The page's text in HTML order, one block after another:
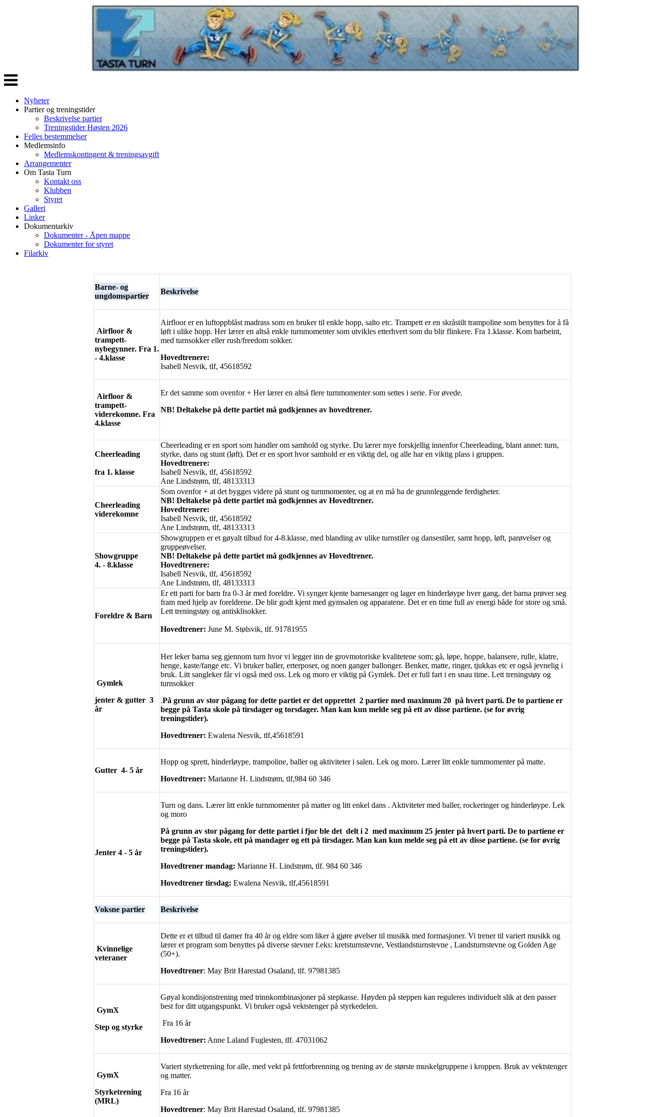
Veksle
navigasjon
Nyheter
Partier og treningstider
Beskrivelse partier
Treningstider Høsten 2026
Felles bestemmelser
Medlemsinfo
Medlemskontingent & treningsavgift
Arrangementer
Om Tasta Turn
Kontakt oss
Klubben
Styret
Galleri
Linker
Dokumentarkiv
Dokumenter - Åpen mappe
Dokumenter for styret
Filarkiv
Barne- og
ungdomspartier
Beskrivelse
Airfloor &
trampett-
nybegynner. Fra 1.
- 4.klasse
Airfloor er en luftoppblåst madrass som en bruker til enkle hopp, salto etc. Trampett er en skråstilt trampoline som benyttes for å få
løft i ulike hopp. Her lærer en altså enkle turnmomenter som utvikles etterhvert som du blir flinkere. Fra 1.klasse. Kom barbeint,
med turnsokker eller rush/freedom sokker.
Hovedtrenere:
Isabell Nesvik, tlf, 45618592
Airfloor &
trampett-
viderekomne. Fra
4.klasse
Er det samme som ovenfor + Her lærer en altså flere turnmomenter som settes i serie. For øvede.
NB! Deltakelse på dette partiet må godkjennes av hovedtrener.
Cheerleading
fra 1. klasse
Cheerleading er en sport som handler om samhold og styrke. Du lærer mye forskjellig innenfor Cheerleading, blant annet: turn,
styrke, dans og stunt (løft). Det er en sport hvor samhold er en viktig del, og alle har en viktig plass i gruppen.
Hovedtrenere:
Isabell Nesvik, tlf, 45618592
Ane Lindstrøm, tlf, 48133313
Cheerleading
viderekomne
Som ovenfor + at det bygges videre på stunt og turnmomenter, og at en må ha de grunnleggende ferdigheter.
NB! Deltakelse på dette partiet må godkjennes av Hovedtrener.
Hovedtrenere:
Isabell Nesvik, tlf, 45618592
Ane Lindstrøm, tlf, 48133313
Showgruppe
4. - 8.klasse
Showgruppen er et gøyalt tilbud for 4-8.klasse, med blanding av ulike turnstiler og dansestiler, samt hopp, løft, parøvelser og
gruppeøvelser.
NB! Deltakelse på dette partiet må godkjennes av Hovedtrener.
Hovedtrenere:
Isabell Nesvik, tlf, 45618592
Ane Lindstrøm, tlf, 48133313
Foreldre & Barn
Er ett parti for barn fra 0-3 år med foreldre. Vi synger kjente barnesanger og lager en hinderløype hver gang, der barna prøver seg
fram med hjelp av foreldrene. De blir godt kjent med gymsalen og apparatene. Det er en time full av energi både for store og små.
Lett treningstøy og antisklisokker.
Hovedtrener: June M. Stølsvik, tlf. 91781955
Gymlek
jenter & gutter 3
år
Her leker barna seg gjennom turn hvor vi legger inn de grovmotoriske kvalitetene som; gå, løpe, hoppe, balansere, rulle, klatre,
henge, kaste/fange etc. Vi bruker baller, erterposer, og noen ganger ballonger. Benker, matte, ringer, tjukkas etc er også jevnelig i
bruk. Litt sangleker får vi også med oss. Lek og moro er viktig på Gymlek. Det er full fart i en snau time. Lett treningstøy og
turnsokker
.På grunn av stor pågang for dette partiet er det opprettet 2 partier med maximum 20 på hvert parti. De to partiene er
begge på Tasta skole på tirsdager og torsdager. Man kan kun melde seg på ett av disse partiene. (se for øvrig
treningstider).
Hovedtrener: Ewalena Nesvik, tlf,45618591
Gutter 4- 5 år
Hopp og sprett, hinderløype, trampoline, baller og aktiviteter i salen. Lek og moro. Lærer litt enkle turnmomenter på matte.
Hovedtrener: Marianne H. Lindstrøm, tlf,984 60 346
Jenter 4 - 5 år
Turn og dans. Lærer litt enkle turnmomenter på matter og litt enkel dans . Aktiviteter med baller, rockeringer og hinderløype. Lek
og moro
På grunn av stor pågang for dette partiet i fjor ble det delt i 2 med maximum 25 jenter på hvert parti. De to partiene er
begge på Tasta skole, ett på mandager og ett på tirsdager. Man kan kun melde seg på ett av disse partiene. (se for øvrig
treningstider).
Hovedtrener mandag: Marianne H. Lindstrøm, tlf. 984 60 346
Hovedtrener tirsdag: Ewalena Nesvik, tlf,45618591
Voksne partier Beskrivelse
Kvinnelige
veteraner
Dette er et tilbud til damer fra 40 år og eldre som liker å gjøre øvelser til musikk med formasjoner. Vi trener til variert musikk og
lærer et program som benyttes på diverse stevner f.eks: kretsturnstevne, Vestlandsturnstevne , Landsturnstevne og Golden Age
(50+).
Hovedtrener: May Brit Harestad Osaland, tlf. 97981385
GymX
Step og styrke
Gøyal kondisjonstrening med trinnkombinasjoner på stepkasse. Høyden på steppen kan reguleres individuelt slik at den passer
best for ditt utgangspunkt. Vi bruker også vektstenger på styrkedelen.
Fra 16 år
Hovedtrener: Anne Laland Fuglesten, tlf. 47031062
GymX
Styrketrening
(MRL)
Variert styrketrening for alle, med vekt på fettforbrenning og trening av de største muskelgruppene i kroppen. Bruk av vektstenger
og matter.
Fra 16 år
Hovedtrener: May Brit Harestad Osaland, tlf. 97981385